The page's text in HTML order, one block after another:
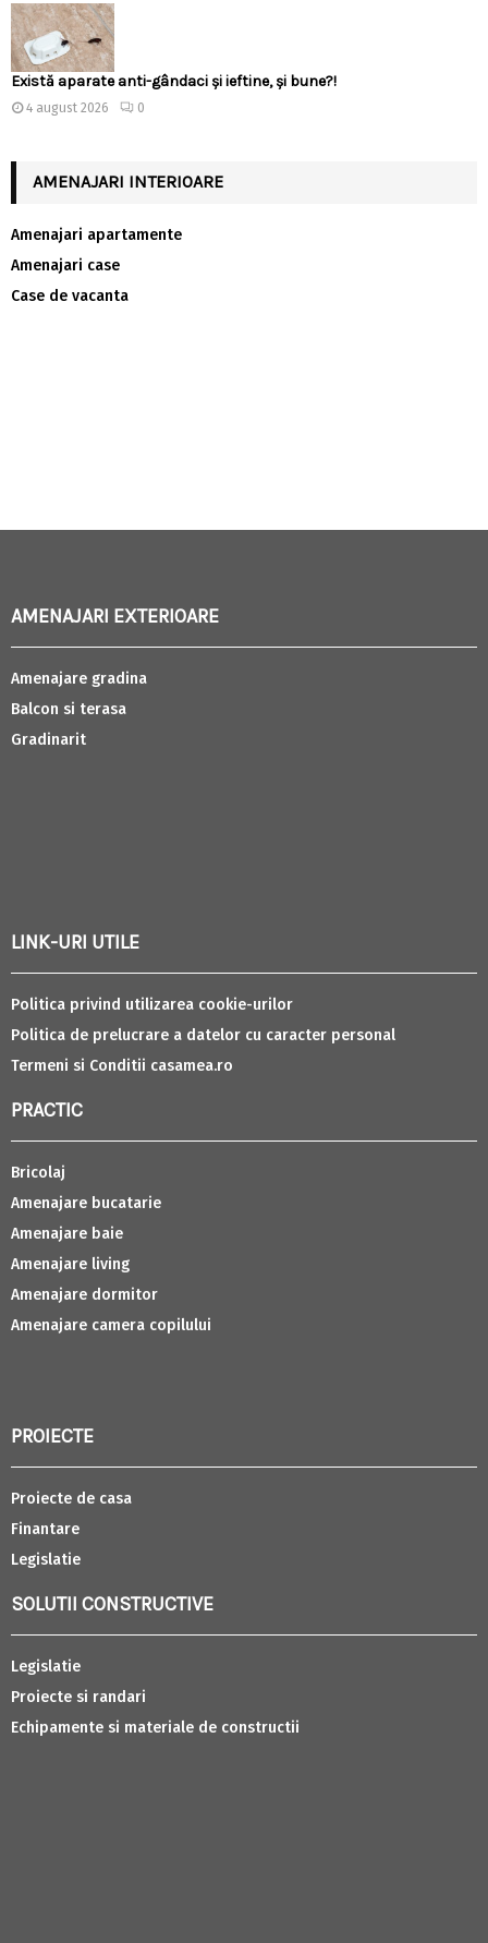
Există aparate anti-gândaci și ieftine, și bune?!
4 august 2026 0
AMENAJARI INTERIOARE
Amenajari apartamente
Amenajari case
Case de vacanta
AMENAJARI EXTERIOARE
Amenajare gradina
Balcon si terasa
Gradinarit
LINK-URI UTILE
Politica privind utilizarea cookie-urilor
Politica de prelucrare a datelor cu caracter personal
Termeni si Conditii casamea.ro
PRACTIC
Bricolaj
Amenajare bucatarie
Amenajare baie
Amenajare living
Amenajare dormitor
Amenajare camera copilului
PROIECTE
Proiecte de casa
Finantare
Legislatie
SOLUTII CONSTRUCTIVE
Legislatie
Proiecte si randari
Echipamente si materiale de constructii